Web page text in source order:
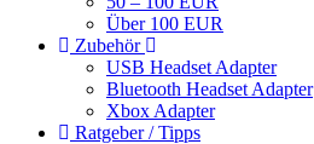
Über 100 EUR
Zubehör
USB Headset Adapter
Bluetooth Headset Adapter
Xbox Adapter
Ratgeber / Tipps